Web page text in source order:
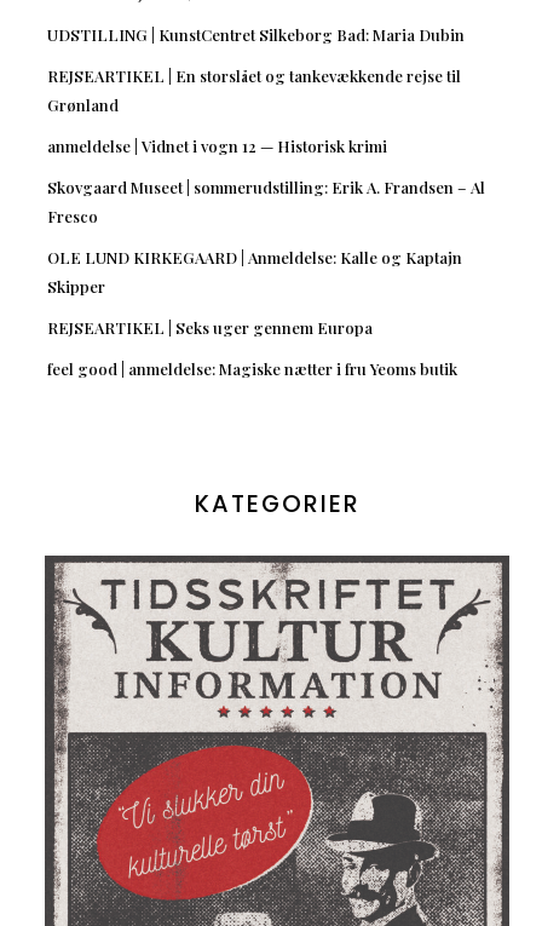
UDSTILLING | KunstCentret Silkeborg Bad: Maria Dubin
REJSEARTIKEL | En storslået og tankevækkende rejse til
Grønland
anmeldelse | Vidnet i vogn 12 — Historisk krimi
Skovgaard Museet | sommerudstilling: Erik A. Frandsen – Al
Fresco
OLE LUND KIRKEGAARD | Anmeldelse: Kalle og Kaptajn
Skipper
REJSEARTIKEL | Seks uger gennem Europa
feel good | anmeldelse: Magiske nætter i fru Yeoms butik
KATEGORIER